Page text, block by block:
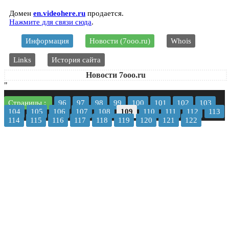
Домен en.videohere.ru продается.
Нажмите для связи сюда.
Информация Новости (7ooo.ru) Whois
Links История сайта
Новости 7ooo.ru
"
Страницы : 96 97 98 99 100 101 102
103
104
105 106 107 108 109 110 111 112
113
114
115 116 117 118 119 120 121 122